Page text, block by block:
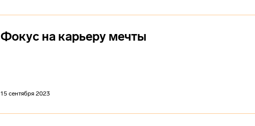
Фокус на карьеру мечты
15 сентября 2023